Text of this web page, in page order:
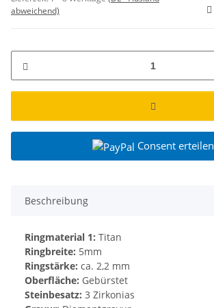
abweichend)
Consent erteilen
Beschreibung
Ringmaterial 1: Titan
Ringbreite: 5mm
Ringstärke: ca. 2,2 mm
Oberfläche: Gebürstet
Steinbesatz: 3 Zirkonias